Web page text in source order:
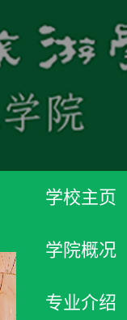
学校主页
学院概况
专业介绍